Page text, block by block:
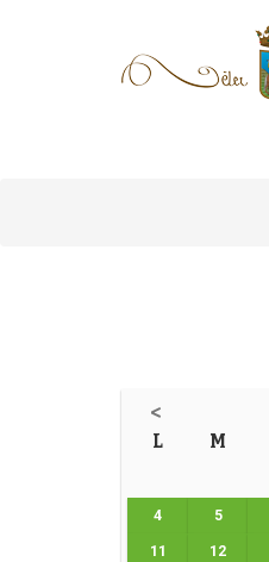
<
L M
4 5
11 12